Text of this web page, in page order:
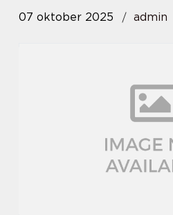
07 oktober 2025 admin